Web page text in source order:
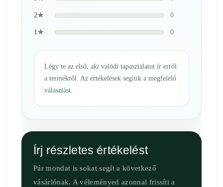
2★ 0
1★ 0
Légy te az első, aki valódi tapasztalatot ír erről
a termékről. Az értékelések segítik a megfelelő
választást.
Írj részletes értékelést
Pár mondat is sokat segít a következő
vásárlónak. A véleményed azonnal frissíti a